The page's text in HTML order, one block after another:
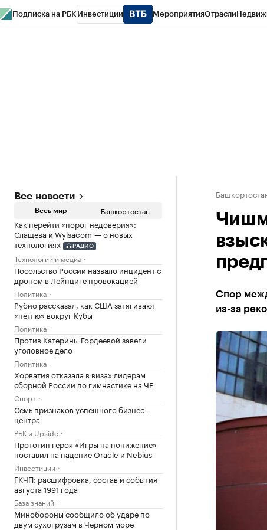
Подписка на РБК Инвестиции МероприятияОтрасли
Все новости
Весь мир Башкортостан
Как перейти «порог недоверия»:
Слащева и Wylsacom — о новых
технологиях
РАДИО
Технологии и медиа
Посольство России назвало инцидент с
дроном в Лейпциге провокацией
Политика
Рубио рассказал, как США затягивают
«петлю» вокруг Кубы
Политика
Против Катерины Гордеевой завели
уголовное дело
Политика
Хорватия отказала в визах лидерам
сборной России по гимнастике на ЧЕ
Спорт
Семь признаков успешного бизнес-
центра
РБК и Upside
Прототип героя «Игры на понижение»
поставил на падение Oracle и Nebius
Инвестиции
ГКЧП: расшифровка, состав и события
августа 1991 года
База знаний
Минобороны сообщило об ударе по
двум сухогрузам в Черном море
Спор
из-за